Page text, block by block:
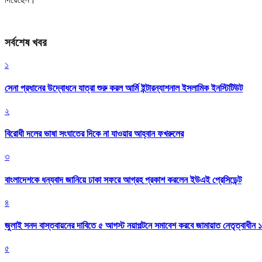
সর্বশেষ খবর
১
সেনা প্রধানের উদ্বোধনে যাত্রা শুরু করল আর্মি ইন্টারন্যাশনাল ইসলামিক ইনস্টিটিউট
২
বিরোধী দলের ভাষা সংঘাতের দিকে না যাওয়ার আহ্বান ফখরুলের
৩
বাংলাদেশকে ধন্যবাদ জানিয়ে ঢাকা সফরে আগ্রহ প্রকাশ করলেন ইউএই প্রেসিডেন্ট
৪
জুলাই সনদ বাস্তবায়নের দাবিতে ৫ আগস্ট নয়াপল্টনে সমাবেশ করবে জামায়াত নেতৃত্বাধীন
৫